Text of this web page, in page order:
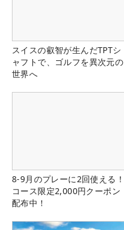
スイスの叡智が生んだTPTシ
ャフトで、ゴルフを異次元の
世界へ
8-9月のプレーに2回使える！
コース限定2,000円クーポン
配布中！